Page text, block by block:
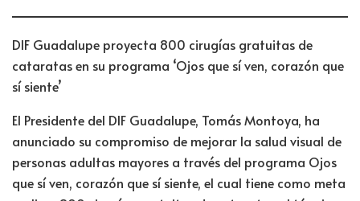
DIF Guadalupe proyecta 800 cirugías gratuitas de
cataratas en su programa ‘Ojos que sí ven, corazón que
sí siente’
El Presidente del DIF Guadalupe, Tomás Montoya, ha
anunciado su compromiso de mejorar la salud visual de
personas adultas mayores a través del programa Ojos
que sí ven, corazón que sí siente, el cual tiene como meta